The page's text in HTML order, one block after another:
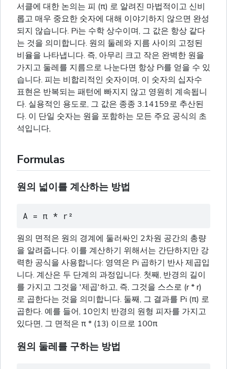
서클에 대한 논의는 피 (π) 로 알려진 마법적이고 신비
롭고 매우 중요한 숫자에 대해 이야기하지 않으면 완성
되지 않습니다. Pi는 수학 상수이며, 그 값은 항상 같다
는 것을 의미합니다. 원의 둘레와 지름 사이의 고정된
비율을 나타냅니다. 즉, 아무리 크고 작은 완벽한 원을
가지고 둘레를 지름으로 나눈다면 항상 Pi를 얻을 수 있
습니다. 피는 비합리적인 숫자이며, 이 숫자의 십자수
표현은 반복되는 패턴에 빠지지 않고 영원히 계속됩니
다. 실용적인 용도로, 그 값은 종종 3.14159로 추산된
다. 이 단일 숫자는 원을 포함하는 모든 주요 공식의 초
석입니다,
Formulas
원의 넓이를 계산하는 방법
A = π * r²
원의 면적은 원의 경계에 둘러싸인 2차원 공간의 총량
을 알려줍니다. 이를 계산하기 위해서는 간단하지만 강
력한 공식을 사용합니다: 영역은 Pi 곱하기 반사 제곱입
니다. 계산은 두 단계의 과정입니다. 첫째, 반경의 길이
를 가지고 그것을 '제곱'하고, 즉, 그것을 스스로 (r * r)
로 곱한다는 것을 의미합니다. 둘째, 그 결과를 Pi (π) 로
곱한다. 예를 들어, 10인치 반경의 원형 피자를 가지고
있다면, 그 면적은 π * (13) 이므로 100π
원의 둘레를 구하는 방법